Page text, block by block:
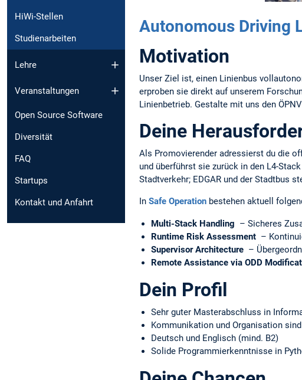
HiWi-Stellen
Studienarbeiten
Lehre
Veranstaltungen
Open Source Software
Diversität
FAQ
Startups
Kontakt und Anfahrt
Autonomous Driving
Motivation
Unser Ziel ist, einen Linienbus
erproben sie direkt auf unserem
Linienbetrieb. Gestalte mit uns den
Deine
Als Promovierender adressierst du die
und überführst sie zurück in den L4-
Stadtverkehr; EDGAR und der Stadtbus
In Safe Operation bestehen aktuell
Multi-Stack Handling – Sicheres
Runtime Risk Assessment –
Supervisor Architecture –
Remote Assistance via ODD
Dein Profil
Sehr guter Masterabschluss in
Kommunikation und Organisation
Deutsch und Englisch (mind. B2)
Solide Programmierkenntnisse in